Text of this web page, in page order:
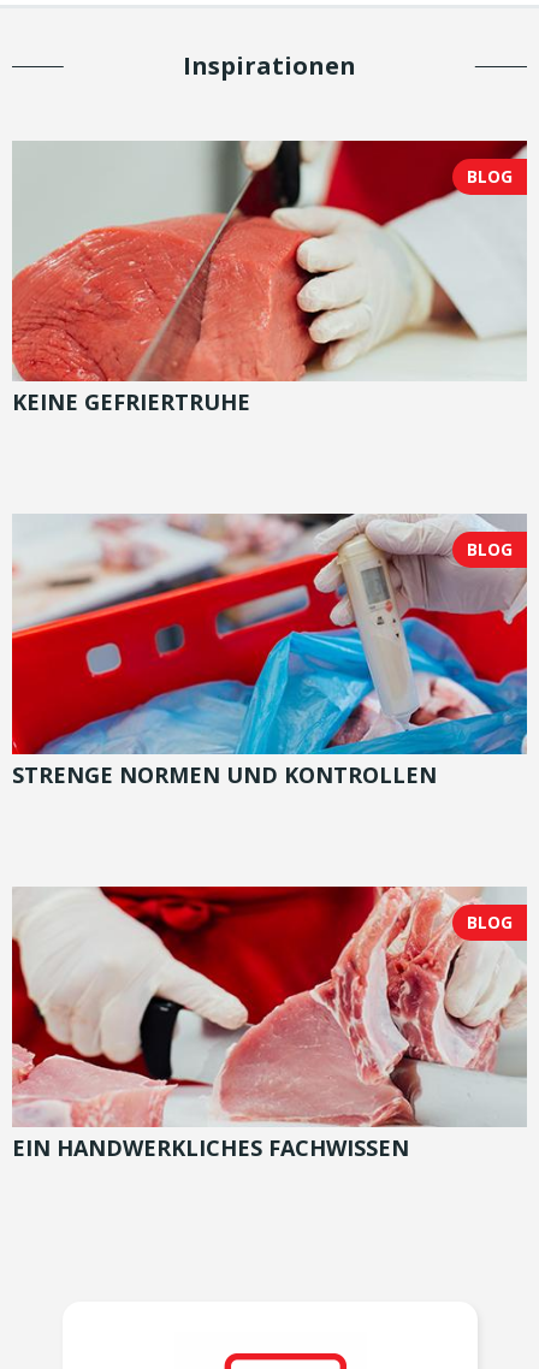
Inspirationen
BLOG
KEINE GEFRIERTRUHE
BLOG
STRENGE NORMEN UND KONTROLLEN
BLOG
EIN HANDWERKLICHES FACHWISSEN